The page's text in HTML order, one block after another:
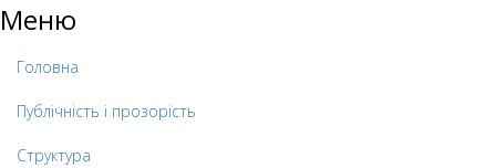
Меню
Головна
Публічність і прозорість
Структура